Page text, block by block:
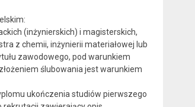
(inżynierskich) i magisterskich,
z chemii, inżynierii materiałowej lub
zawodowego, pod warunkiem
ślubowania jest warunkiem
ukończenia studiów pierwszego